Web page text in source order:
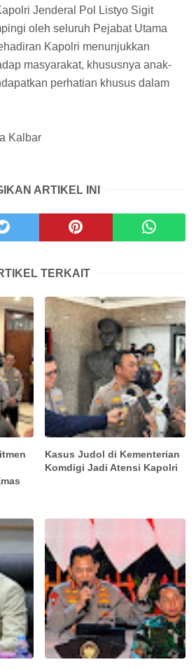
Jenderal Pol Listyo Sigit
oleh seluruh Pejabat Utama
Kapolri menunjukkan
masyarakat, khususnya anak-
perhatian khusus dalam
Kalbar
ARTIKEL INI
TERKAIT
Kasus Judol di Kementerian
Komdigi Jadi Atensi Kapolri